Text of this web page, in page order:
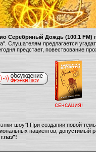
Серебряный Дождь (100.1 FM)
Слушателям предлагается
предстает, повествование
шоу"! При создании новой
пациентов, допустимый